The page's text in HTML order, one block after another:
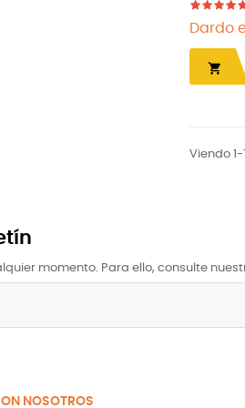
Dardo

Viendo
momento. Para ello, consulte
NOSOTROS